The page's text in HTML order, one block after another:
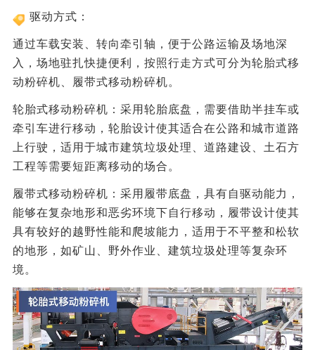
驱动方式：
‌通过车载安装、转向牵引轴，便于公路运输及场地深
入，场地驻扎快捷便利，按照行走方式可分为轮胎式移
动粉碎机、履带式移动粉碎机。
轮胎式移动粉碎机：采用轮胎底盘，需要借助半挂车或
牵引车进行移动，轮胎设计使其适合在公路和城市道路
上行驶，适用于城市建筑垃圾处理、道路建设、土石方
工程等需要短距离移动的场合‌。
履带式‌移动粉碎机：采用履带底盘，具有自驱动能力，
能够在复杂地形和恶劣环境下自行移动，履带设计使其
具有较好的越野性能和爬坡能力，适用于不平整和松软
的地形，如矿山、野外作业、建筑垃圾处理等复杂环
境‌。